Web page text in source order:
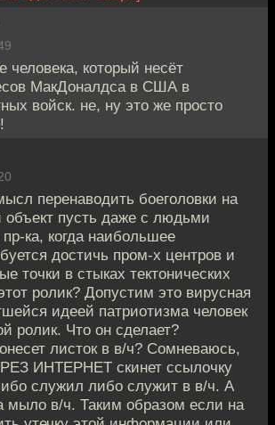
человека, который несёт
МакДоналдса в США в
войск. не, ну это же просто
перенаводить боеголовки на
объект пусть даже с людьми
ка, когда наибольшее
достичь пром-х центров и
точки в стыках тектонических
ролик? Допустим это вирусная
идеей патриотизма человек
ролик. Что он сделает?
листок в в/ч? Сомневаюсь,
ИНТЕРНЕТ скинет ссылочку
служил либо служит в в/ч. А
мыло в/ч. Таким образом если на